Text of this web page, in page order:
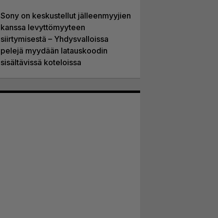
Sony on keskustellut jälleenmyyjien
kanssa levyttömyyteen
siirtymisestä – Yhdysvalloissa
pelejä myydään latauskoodin
sisältävissä koteloissa